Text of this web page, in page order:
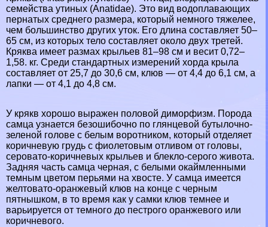
семейства утиных (Anatidae). Это вид водоплавающих
пернатых среднего размера, который немного тяжелее,
чем большинство других уток. Его длина составляет 50–
65 см, из которых тело составляет около двух третей.
Кряква имеет размах крыльев 81–98 см и весит 0,72–
1,58. кг. Среди стандартных измерений хорда крыла
составляет от 25,7 до 30,6 см, клюв — от 4,4 до 6,1 см, а
лапки — от 4,1 до 4,8 см.
У крякв хорошо выражен пoлoвoй диморфизм. Порода
самца узнается безошибочно по глянцевой бутылочно-
зеленой голове с белым воротником, который отделяет
коричневую гpyдь с фиолетовым отливом от головы,
серовато-коричневых крыльев и блекло-серого живота.
Задняя часть самца черная, с белыми окаймленными
темным цветом перьями на хвосте. У самца имеется
желтовато-оранжевый клюв на конце с черным
пятнышком, в то время как у самки клюв темнее и
варьируется от темного до пестрого оранжевого или
коричневого.